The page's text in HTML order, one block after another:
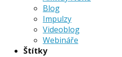
Blog
Impulzy
Videoblog
Webináře
Štítky